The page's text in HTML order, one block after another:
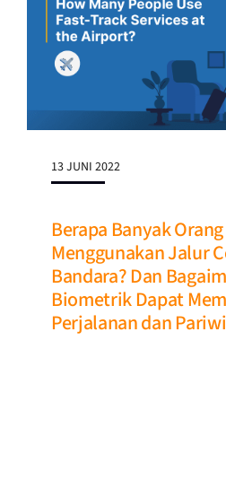
13 JUNI 2022
Berapa Banyak
Menggunakan Jalur
Bandara? Dan
Biometrik Dapat
Perjalanan dan